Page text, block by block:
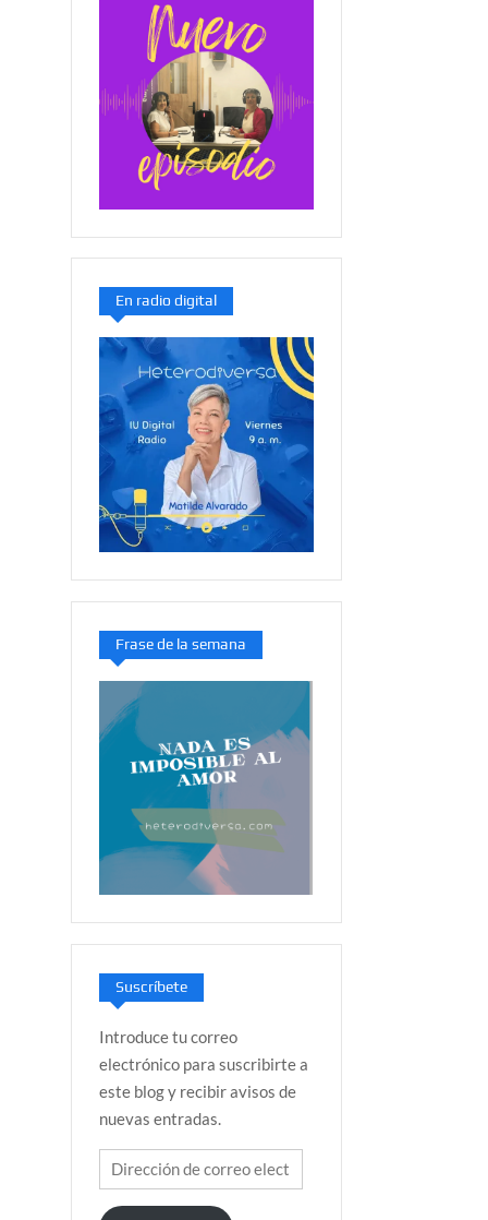
En radio digital
Frase de la semana
Suscríbete
Introduce tu correo
electrónico para suscribirte a
este blog y recibir avisos de
nuevas entradas.
Dirección
de
correo